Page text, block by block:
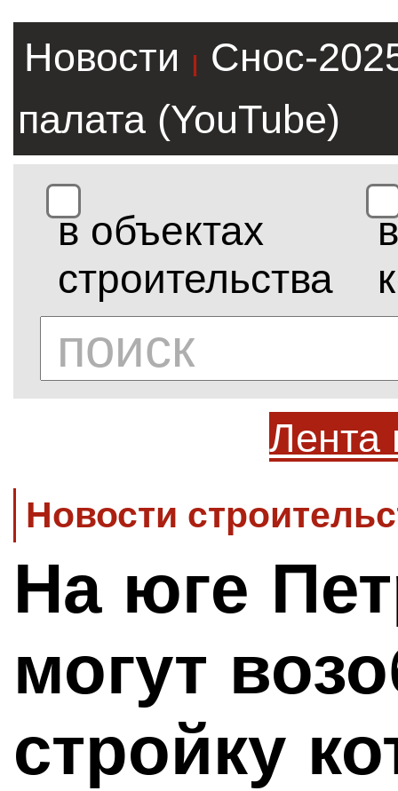
Новости |
Снос-
палата (YouTube)
в объектах
строительства
в
Лента
Новости
На юге
могут
стройку